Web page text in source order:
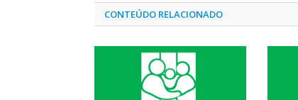
CONTEÚDO RELACIONADO